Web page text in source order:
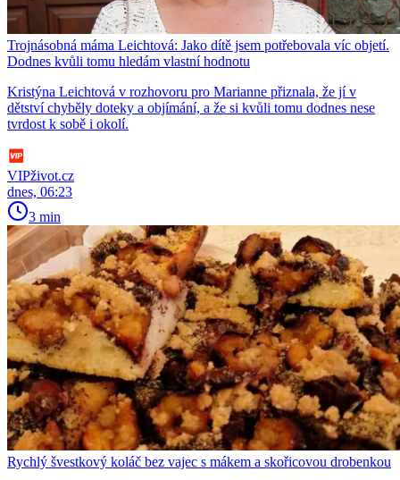
Trojnásobná máma Leichtová: Jako dítě jsem potřebovala víc objetí.
Dodnes kvůli tomu hledám vlastní hodnotu
Kristýna Leichtová v rozhovoru pro Marianne přiznala, že jí v
dětství chyběly doteky a objímání, a že si kvůli tomu dodnes nese
tvrdost k sobě i okolí.
VIPživot.cz
dnes, 06:23
3 min
Rychlý švestkový koláč bez vajec s mákem a skořicovou drobenkou